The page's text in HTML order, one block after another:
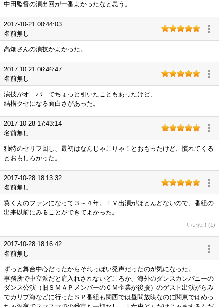
中田監督の演出回が一番よかったなと思う。
2017-10-21 00:44:03
名前無し
高畑さんの演技がよかった。
2017-10-21 06:46:47
名前無し
演技がオーバーでちょっと引いたこともあったけど、
結構クセになる面白さがあった。
2017-10-28 17:43:14
名前無し
独特のセリフ回し、最初はなんじゃこりゃ！とおもったけど、慣れてくる
とおもしろかった。
2017-10-28 18:13:32
名前無し
翼くんのファンになって３～４年。ＴＶ出演がほとんどないので、番組の
出来以前にみることができてよかった。
いいね！(1)
2017-10-28 18:16:42
名前無し
ずっと舞台中心だったからそれっぽい発声だったのが気になった。
事務所で中立派だと肩入れされないどころか、海外のダンスカンパニーの
ダンス公演（旧ＳＭＡＰメンバーのＣＭ企業が後援）のゲスト出演がらみ
でカリブ海などに行ったＳＰ番組も関西では昼間放映なのに関東ではめっ